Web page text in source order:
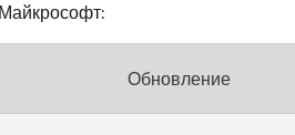
Обновление